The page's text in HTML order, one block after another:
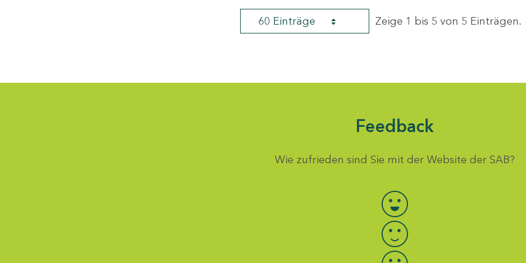
60 Einträge Zeige 1 bis 5 von 5 Einträgen.
Feedback
Wie zufrieden sind Sie mit der Website der SAB?
Bewertung auswählen